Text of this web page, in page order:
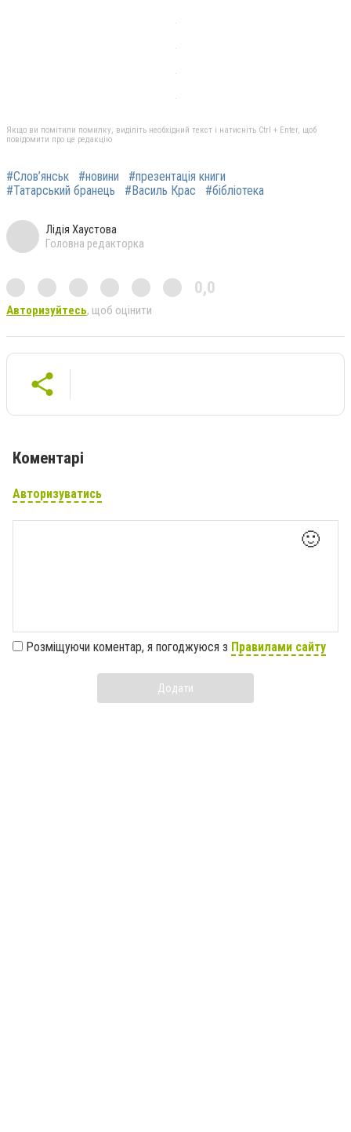
Якщо ви помітили помилку, виділіть необхідний текст і натисніть Ctrl + Enter, щоб
повідомити про це редакцію
#Слов’янськ #новини
#презентація книги
#Татарський бранець
#Василь Крас #бібліотека
Лідія Хаустова
Головна редакторка
0,0
Авторизуйтесь, щоб оцінити
Коментарі
Авторизуватись
🙂
Розміщуючи коментар, я погоджуюся з Правилами сайту
Додати